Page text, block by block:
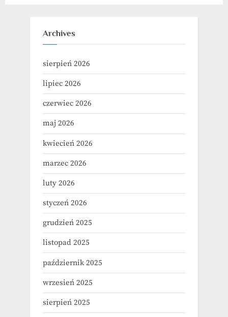
Archives
sierpień 2026
lipiec 2026
czerwiec 2026
maj 2026
kwiecień 2026
marzec 2026
luty 2026
styczeń 2026
grudzień 2025
listopad 2025
październik 2025
wrzesień 2025
sierpień 2025